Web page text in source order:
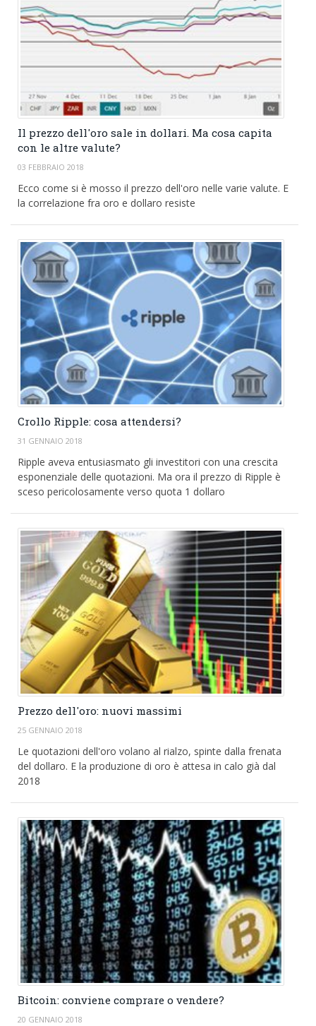
Il prezzo dell'oro sale in dollari. Ma cosa capita
con le altre valute?
03 FEBBRAIO 2018
Ecco come si è mosso il prezzo dell'oro nelle varie valute. E
la correlazione fra oro e dollaro resiste
Crollo Ripple: cosa attendersi?
31 GENNAIO 2018
Ripple aveva entusiasmato gli investitori con una crescita
esponenziale delle quotazioni. Ma ora il prezzo di Ripple è
sceso pericolosamente verso quota 1 dollaro
Prezzo dell'oro: nuovi massimi
25 GENNAIO 2018
Le quotazioni dell'oro volano al rialzo, spinte dalla frenata
del dollaro. E la produzione di oro è attesa in calo già dal
2018
Bitcoin: conviene comprare o vendere?
20 GENNAIO 2018